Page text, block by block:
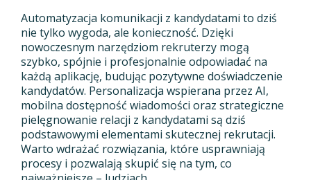
Automatyzacja komunikacji z kandydatami to dziś
nie tylko wygoda, ale konieczność. Dzięki
nowoczesnym narzędziom rekruterzy mogą
szybko, spójnie i profesjonalnie odpowiadać na
każdą aplikację, budując pozytywne doświadczenie
kandydatów. Personalizacja wspierana przez AI,
mobilna dostępność wiadomości oraz strategiczne
pielęgnowanie relacji z kandydatami są dziś
podstawowymi elementami skutecznej rekrutacji.
Warto wdrażać rozwiązania, które usprawniają
procesy i pozwalają skupić się na tym, co